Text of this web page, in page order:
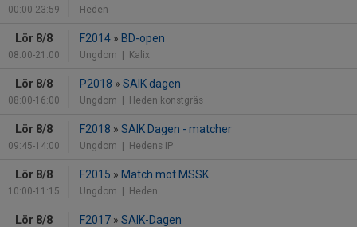
00:00-23:59 Heden
Lör 8/8
08:00-21:00
F2014 » BD-open
Ungdom | Kalix
Lör 8/8
08:00-16:00
P2018 » SAIK dagen
Ungdom | Heden konstgräs
Lör 8/8
09:45-14:00
F2018 » SAIK Dagen - matcher
Ungdom | Hedens IP
Lör 8/8
10:00-11:15
F2015 » Match mot MSSK
Ungdom | Heden
Lör 8/8 F2017 » SAIK-Dagen